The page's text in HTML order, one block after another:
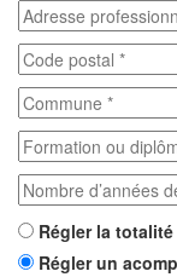
Régler la
Régler un